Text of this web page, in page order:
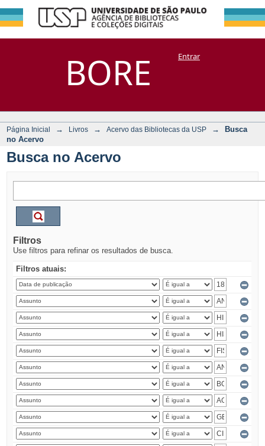
BORE
Busca no Acervo
DSpace/Manakin + CoriscoEntrar
Página Inicial → Livros → Acervo das Bibliotecas da USP →
Busca
no Acervo
Busca no Acervo
Filtros
Use filtros para refinar os resultados de busca.
Filtros atuais: